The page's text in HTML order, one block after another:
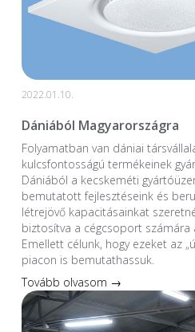
2022.01.10.
Dániából Magyarországra
Folyamatban van dániai
kulcsfontosságú termékeinek
Dániából a kecskeméti
bemutatott fejlesztéseink és
létrejövő kapacitásainkat
biztosítva a cégcsoport számára
Emellett célunk, hogy ezeket az
piacon is bemutathassuk.
Tovább olvasom →